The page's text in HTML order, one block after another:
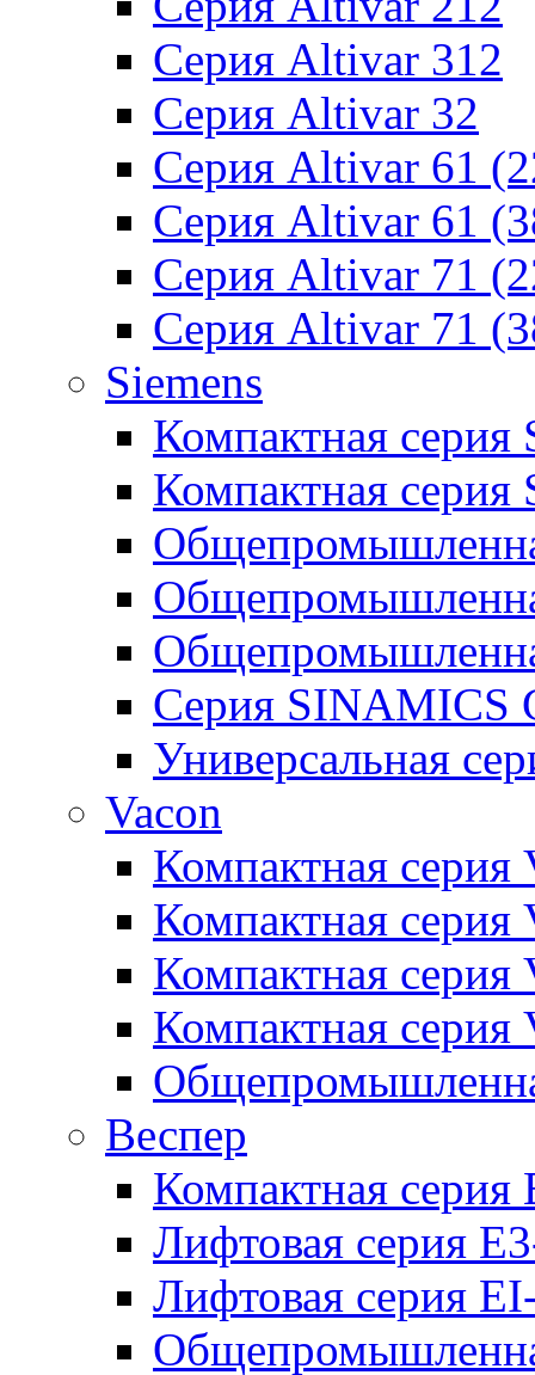
Серия Altivar 312
Серия Altivar 32
Серия Altivar 61
Серия Altivar 61
Серия Altivar 71
Серия Altivar 71
Siemens
Компактная
Компактная
Серия SINAMICS
Универсальная
Vacon
Компактная серия
Компактная серия
Компактная
Компактная серия
Веспер
Компактная серия
Лифтовая серия
Лифтовая серия